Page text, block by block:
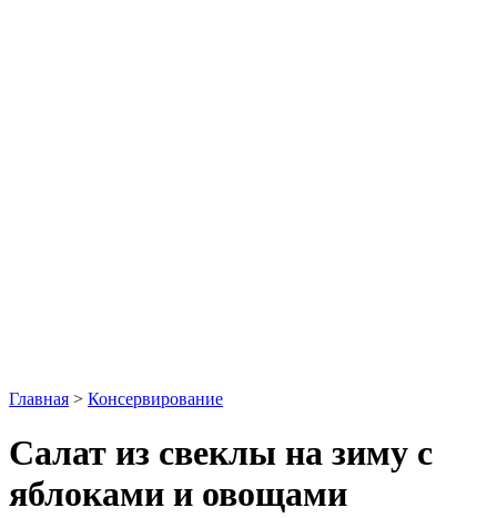
Главная > Консервирование
Салат из свеклы на зиму с
яблоками и овощами